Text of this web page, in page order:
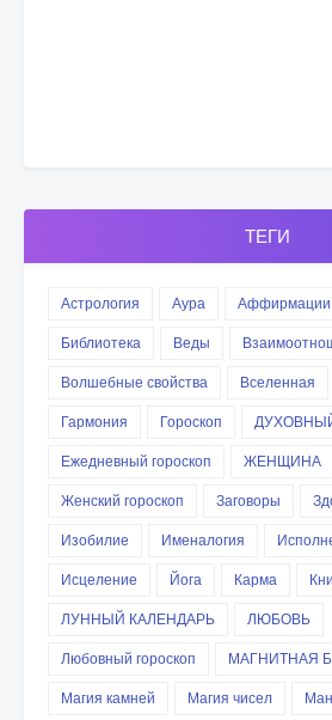
ТЕГИ
Астрология Аура Аффирмации
Библиотека
Веды
Волшебные свойства
Вселенная
Гармония
Гороскоп
Ежедневный гороскоп
ЖЕНЩИНА
Женский гороскоп
Заговоры
Изобилие
Именалогия
Исцеление
Йога Карма
ЛУННЫЙ КАЛЕНДАРЬ
ЛЮБОВЬ
Любовный гороскоп
МАГНИТНАЯ
Магия камней
Магия чисел